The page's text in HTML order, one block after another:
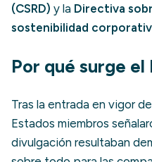
(CSRD) y la Directiva
sostenibilidad
Por qué surge
Tras la entrada en vigor
Estados miembros
divulgación resultaban